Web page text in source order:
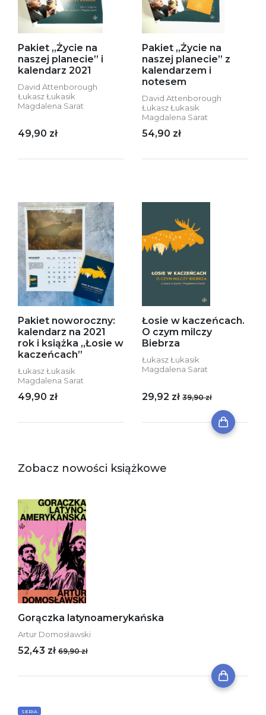
Pakiet „Życie na
naszej planecie” i
kalendarz 2021
David Attenborough
Łukasz Łukasik
Magdalena Sarat
49,90 zł
Pakiet „Życie na
naszej planecie” z
kalendarzem i
notesem
David Attenborough
Łukasz Łukasik
Magdalena Sarat
54,90 zł
Pakiet noworoczny:
kalendarz na 2021
rok i książka „Łosie w
kaczeńcach”
Łukasz Łukasik
Magdalena Sarat
49,90 zł
Łosie w kaczeńcach.
O czym milczy
Biebrza
Łukasz Łukasik
Magdalena Sarat
29,92 zł 39,90 zł
Zobacz nowości książkowe
Gorączka latynoamerykańska
Artur Domosławski
52,43 zł 69,90 zł
SERIA